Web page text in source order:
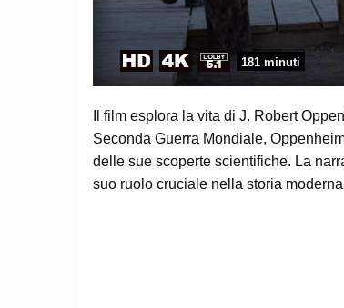
181 minuti
Il film esplora la vita di J. Robert
Seconda Guerra Mondiale,
delle sue scoperte scientifiche. La
suo ruolo cruciale nella storia